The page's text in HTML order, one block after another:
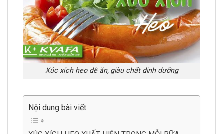
Xúc xích heo dễ ăn, giàu chất dinh dưỡng
Nội dung bài viết